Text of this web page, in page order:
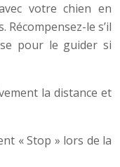
votre chien en
Récompensez-le s’il
pour le guider si
la distance et
« Stop » lors de la